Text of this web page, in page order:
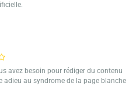
avez besoin pour rédiger du contenu
adieu au syndrome de la page blanche